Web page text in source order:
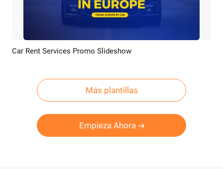
Previsualizar Crear IA
Car Rent Services Promo Slideshow
Más plantillas
Empieza Ahora